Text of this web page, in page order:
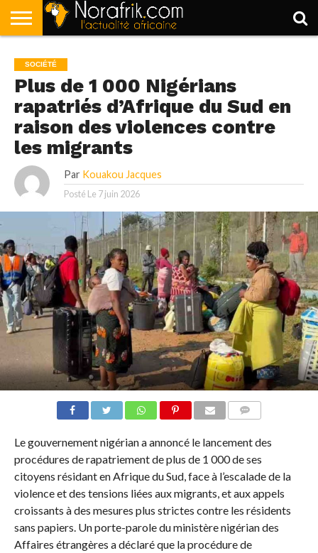
POLITIQUE
SOCIÉTÉ
ECONOMIE
SPORT
LIFESTYLE
SOCIÉTÉ
Plus de 1 000 Nigérians
rapatriés d’Afrique du Sud en
raison des violences contre
les migrants
Par Kouakou Jacques
Posté Le 7 juin 2026
Le gouvernement nigérian a annoncé le lancement des
procédures de rapatriement de plus de 1 000 de ses
citoyens résidant en Afrique du Sud, face à l’escalade de la
violence et des tensions liées aux migrants, et aux appels
croissants à des mesures plus strictes contre les résidents
sans papiers. Un porte-parole du ministère nigérian des
Affaires étrangères a déclaré que la procédure de